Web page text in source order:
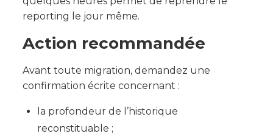
reporting le jour même.
Action recommandée
Avant toute migration, demandez une
confirmation écrite concernant :
la profondeur de l’historique
reconstituable ;